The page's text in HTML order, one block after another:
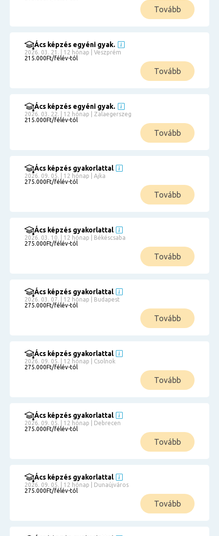
Tovább
Ács képzés egyéni gyak.
2026. 03. 21. | 12 hónap | Veszprém
215.000Ft/félév-tól
Tovább
Ács képzés egyéni gyak.
2026. 03. 22. | 12 hónap | Zalaegerszeg
215.000Ft/félév-tól
Tovább
Ács képzés gyakorlattal
2026. 09. 05. | 12 hónap | Ajka
275.000Ft/félév-tól
Tovább
Ács képzés gyakorlattal
2026. 03. 10. | 12 hónap | Békéscsaba
275.000Ft/félév-tól
Tovább
Ács képzés gyakorlattal
2026. 03. 07. | 12 hónap | Budapest
275.000Ft/félév-tól
Tovább
Ács képzés gyakorlattal
2026. 09. 05. | 12 hónap | Csolnok
275.000Ft/félév-tól
Tovább
Ács képzés gyakorlattal
2026. 09. 05. | 12 hónap | Debrecen
275.000Ft/félév-tól
Tovább
Ács képzés gyakorlattal
2026. 09. 05. | 12 hónap | Dunaújváros
275.000Ft/félév-tól
Tovább